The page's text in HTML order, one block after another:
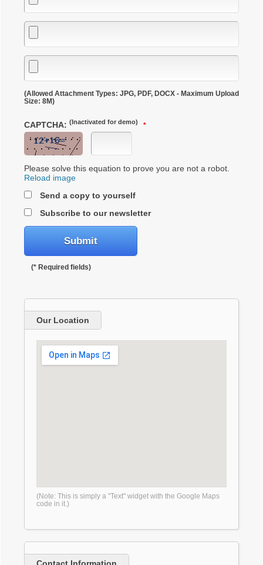
(Allowed Attachment Types: JPG, PDF, DOCX - Maximum Upload
Size: 8M)
CAPTCHA: (Inactivated for demo)
Please solve this equation to prove you are not a robot.
Reload image
Send a copy to yourself
Subscribe to our newsletter
(* Required fields)
Our Location
(Note: This is simply a "Text" widget with the Google Maps
code in it.)